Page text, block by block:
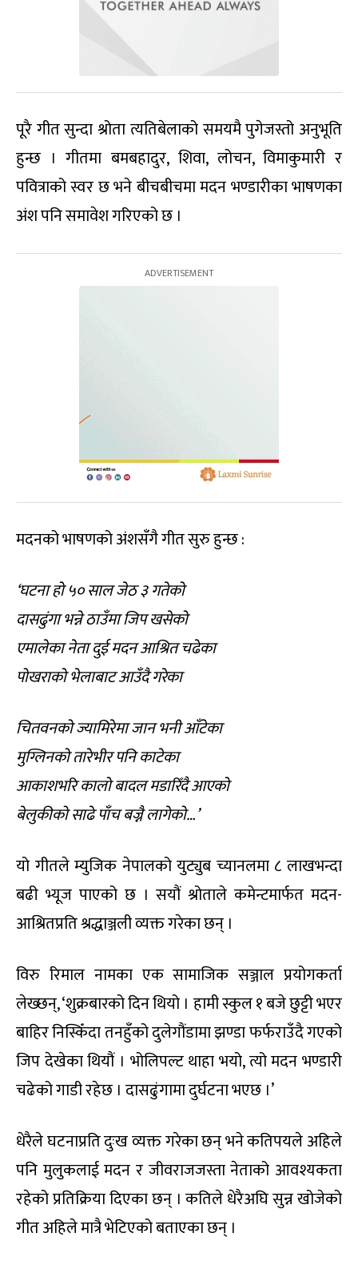
पूरै गीत सुन्दा श्रोता त्यतिबेलाको समयमै पुगेजस्तो अनुभूति
हुन्छ । गीतमा बमबहादुर, शिवा, लोचन, विमाकुमारी र
पवित्राको स्वर छ भने बीचबीचमा मदन भण्डारीका भाषणका
अंश पनि समावेश गरिएको छ ।
मदनको भाषणको अंशसँगै गीत सुरु हुन्छ :
‘घटना हो ५० साल जेठ ३ गतेको
दासढुंगा भन्ने ठाउँमा जिप खसेको
एमालेका नेता दुई मदन आश्रित चढेका
पोखराको भेलाबाट आउँदै गरेका
चितवनको ज्यामिरेमा जान भनी आँटेका
मुग्लिनको तारेभीर पनि काटेका
आकाशभरि कालो बादल मडारिँदै आएको
बेलुकीको साढे पाँच बज्नै लागेको…’
यो गीतले म्युजिक नेपालको युट्युब च्यानलमा ८ लाखभन्दा
बढी भ्यूज पाएको छ । सयौं श्रोताले कमेन्टमार्फत मदन-
आश्रितप्रति श्रद्धाञ्जली व्यक्त गरेका छन् ।
विरु रिमाल नामका एक सामाजिक सञ्जाल प्रयोगकर्ता
लेख्छन्, ‘शुक्रबारको दिन थियो । हामी स्कुल १ बजे छुट्टी भएर
बाहिर निस्किँदा तनहुँको दुलेगौंडामा झण्डा फर्फराउँदै गएको
जिप देखेका थियौं । भोलिपल्ट थाहा भयो, त्यो मदन भण्डारी
चढेको गाडी रहेछ । दासढुंगामा दुर्घटना भएछ ।’
धेरैले घटनाप्रति दुःख व्यक्त गरेका छन् भने कतिपयले अहिले
पनि मुलुकलाई मदन र जीवराजजस्ता नेताको आवश्यकता
रहेको प्रतिक्रिया दिएका छन् । कतिले धेरैअघि सुन्न खोजेको
गीत अहिले मात्रै भेटिएको बताएका छन् ।